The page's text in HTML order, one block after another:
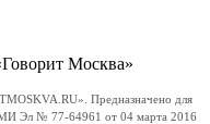
Москва»
Предназначено для
Эл № 77-64961 от 04 марта 2016